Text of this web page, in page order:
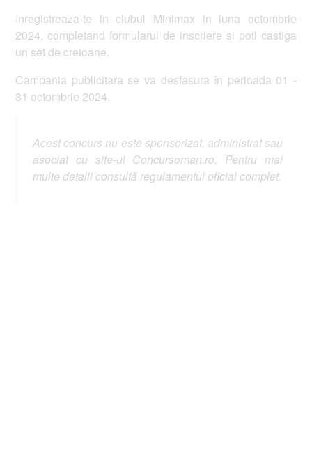
Inregistreaza-te in clubul Minimax in luna octombrie
2024, completand formularul de inscriere si poti castiga
un set de creioane.
Campania publicitara se va desfasura în perioada 01 -
31 octombrie 2024.
Acest concurs nu este sponsorizat, administrat sau
asociat cu site-ul Concursoman.ro. Pentru mai
multe detalii consultă regulamentul oficial complet.